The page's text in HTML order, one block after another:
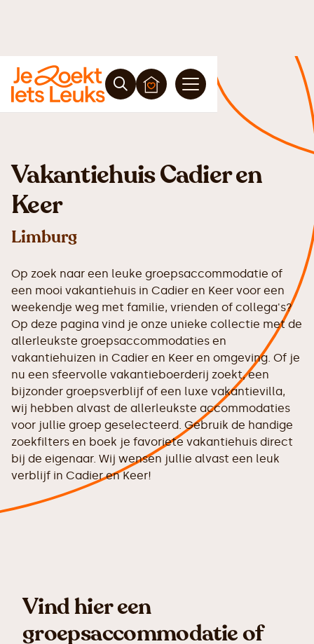
Vakantiehuis Cadier en
Keer
Limburg
Op zoek naar een leuke groepsaccommodatie of
een mooi vakantiehuis in Cadier en Keer voor een
weekendje weg met familie, vrienden of collega's?
Op deze pagina vind je onze unieke collectie met de
allerleukste groepsaccommodaties en
vakantiehuizen in Cadier en Keer en omgeving. Of je
nu een sfeervolle vakantieboerderij zoekt, een
bijzonder groepsverblijf of een luxe vakantievilla,
wij hebben alvast de allerleukste accommodaties
voor jullie groep geselecteerd. Gebruik de handige
zoekfilters en boek je favoriete vakantiehuis direct
bij de eigenaar. Wij wensen jullie alvast een leuk
verblijf in Cadier en Keer!
Vind hier een
groepsaccommodatie of